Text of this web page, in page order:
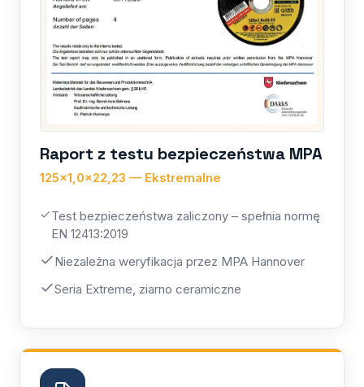
Raport z testu bezpieczeństwa MPA
125×1,0×22,23 — Ekstremalne
Test bezpieczeństwa zaliczony – spełnia normę
EN 12413:2019
Niezależna weryfikacja przez MPA Hannover
Seria Extreme, ziarno ceramiczne